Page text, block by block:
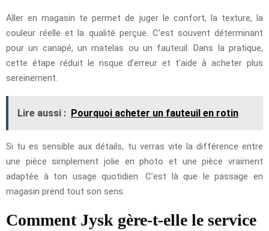
Aller en magasin te permet de juger le confort, la texture, la
couleur réelle et la qualité perçue. C’est souvent déterminant
pour un canapé, un matelas ou un fauteuil. Dans la pratique,
cette étape réduit le risque d’erreur et t’aide à acheter plus
sereinement.
Lire aussi : Pourquoi acheter un fauteuil en rotin
Si tu es sensible aux détails, tu verras vite la différence entre
une pièce simplement jolie en photo et une pièce vraiment
adaptée à ton usage quotidien. C’est là que le passage en
magasin prend tout son sens.
Comment Jysk gère-t-elle le service